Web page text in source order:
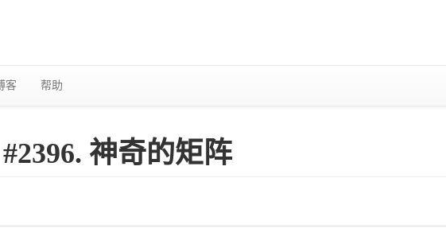
客 帮助
#2396. 神奇的矩阵